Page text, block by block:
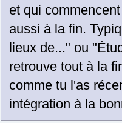
et qui
aussi à la fin.
lieux de..." ou
retrouve tout à la
comme tu l'as
intégration à la